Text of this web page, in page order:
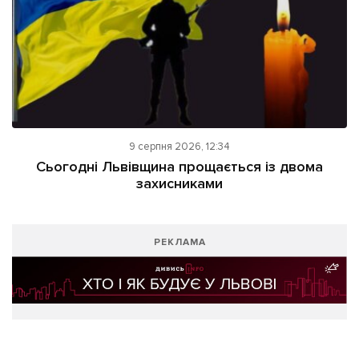
9 серпня 2026, 12:34
Сьогодні Львівщина прощається із двома
захисниками
РЕКЛАМА